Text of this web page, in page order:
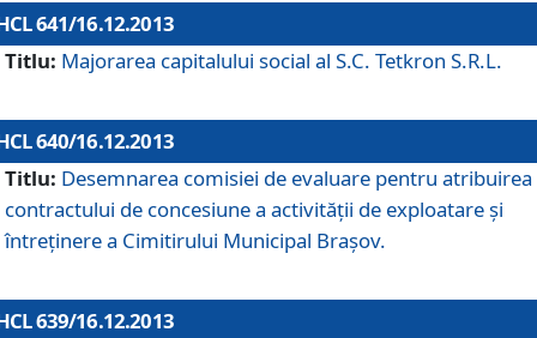
641/16.12.2013
Titlu: Majorarea capitalului social al S.C. Tetkron S.R.L.
640/16.12.2013
Titlu: Desemnarea comisiei de evaluare pentru atribuirea
contractului de concesiune a activităţii de exploatare şi
întreţinere a Cimitirului Municipal Braşov.
639/16.12.2013